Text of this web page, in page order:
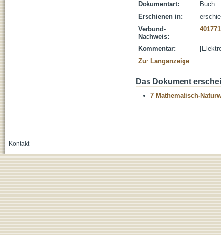
Dokumentart:
Buch
Erschienen in:
Verbund-
Nachweis:
Kommentar:
Zur Langanzeige
Das Dokument
7 Mathematisch-
Kontakt